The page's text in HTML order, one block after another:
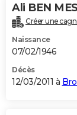
Ali BEN
Créer une
Naissance
07/02/1946
Décès
12/03/2011 à